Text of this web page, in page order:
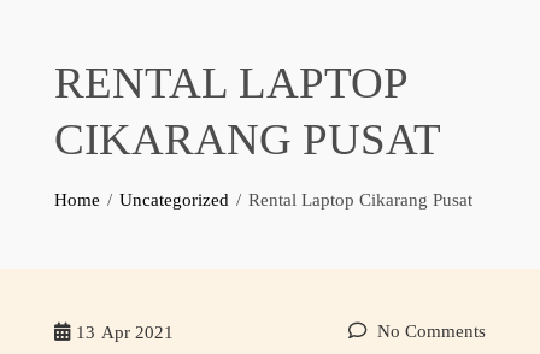
RENTAL LAPTOP
CIKARANG PUSAT
Home Uncategorized Rental Laptop Cikarang Pusat
13 Apr 2021 No Comments